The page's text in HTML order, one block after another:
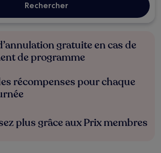
Rechercher
gratuite en cas de
de programme
récompenses pour chaque
plus grâce aux Prix membres